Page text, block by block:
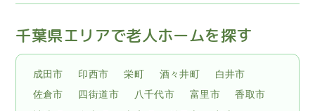
千葉県エリアで老人ホームを探す
成田市 印西市 栄町 酒々井町
白井市
佐倉市
四街道市 八千代市 富里市
香取市